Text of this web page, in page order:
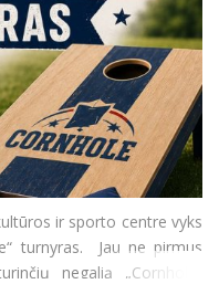
ir sporto centre vyks
turnyras. Jau ne pirmus
negalią „Cornhole“